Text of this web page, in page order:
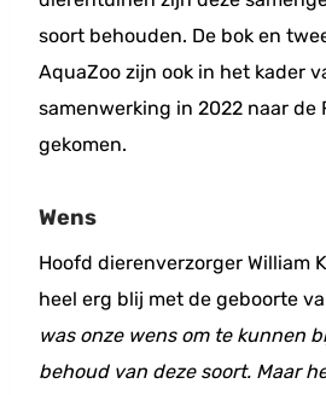
soort behouden. De bok en
AquaZoo zijn ook in het kader
samenwerking in 2022 naar de
gekomen.
Wens
Hoofd dierenverzorger William
heel erg blij met de geboorte
was onze wens om te kunnen
behoud van deze soort. Maar